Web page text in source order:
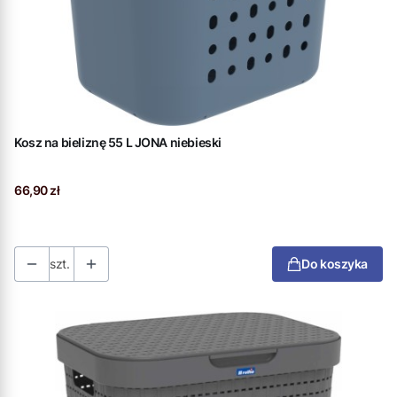
Kosz na bieliznę 55 L JONA niebieski
Cena
66,90 zł
szt. Do koszyka